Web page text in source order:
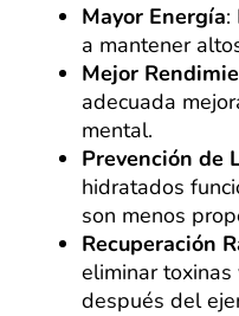
Mayor Energía:
a mantener
Mejor
adecuada
mental.
Prevención de
hidratados
son menos
Recuperación
eliminar
después del